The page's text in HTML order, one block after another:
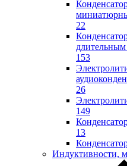
22
153
26
149
13
Индуктивности,